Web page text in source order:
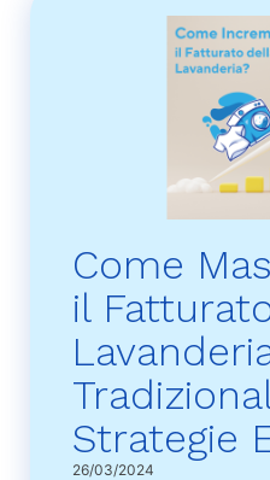
Come
il
Strategie
26/03/2024